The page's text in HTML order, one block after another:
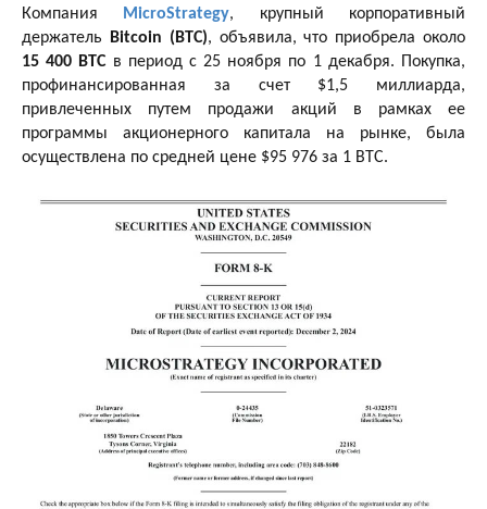
Компания MicroStrategy, крупный корпоративный
держатель
Bitcoin (BTC), объявила, что приобрела около
15 400 BTCв период с 25 ноября по 1 декабря. Покупка,
профинансированная за счет $1,5 миллиарда,
привлеченных путем продажи акций в рамках ее
программы акционерного капитала на рынке, была
осуществлена ​​по средней цене $95 976 за 1 BTC.